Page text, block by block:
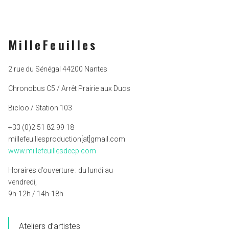
MilleFeuilles
2 rue du Sénégal 44200 Nantes
Chronobus C5 / Arrêt Prairie aux Ducs
Bicloo / Station 103
+33 (0)2 51 82 99 18
millefeuillesproduction[at]gmail.com
www.millefeuillesdecp.com
Horaires d’ouverture : du lundi au
vendredi,
9h-12h / 14h-18h
Ateliers d’artistes